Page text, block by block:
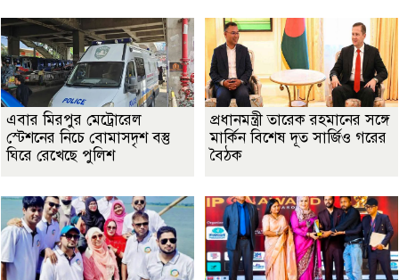
এবার মিরপুর মেট্রোরেল
স্টেশনের নিচে বোমাসদৃশ বস্তু
ঘিরে রেখেছে পুলিশ
প্রধানমন্ত্রী তারেক রহমানের সঙ্গে
মার্কিন বিশেষ দূত সার্জিও গরের
বৈঠক